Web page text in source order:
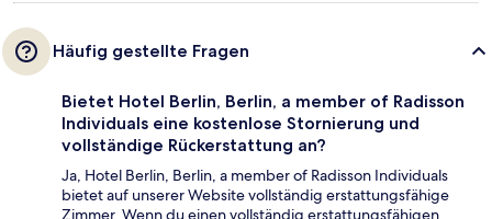
Häufig gestellte Fragen
Bietet Hotel Berlin, Berlin, a member of Radisson
Individuals eine kostenlose Stornierung und
vollständige Rückerstattung an?
Ja, Hotel Berlin, Berlin, a member of Radisson Individuals
bietet auf unserer Website vollständig erstattungsfähige
Zimmer. Wenn du einen vollständig erstattungsfähigen